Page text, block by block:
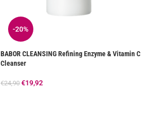
-20%
BABOR CLEANSING Refining Enzyme & Vitamin C
Cleanser
€24,90 €19,92